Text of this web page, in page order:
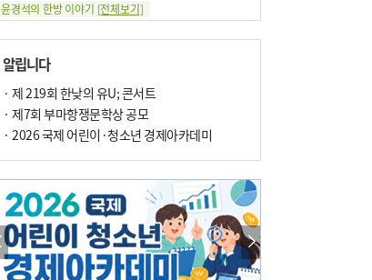
윤경석의 한방 이야기 [전체보기]
땀 멈추려 하지 말고 원인부터 찾아야
손 떨림, 늙음 증거일까 질병 신호일까
윤화정의 한방 이야기
냉기 직접 닿으면 ‘구안와사’ 위험
의료 다이제스트[전체보기]
환자경험평가 지역 1위·전국 2위 外
이유림의 한방 이야기[전체보기]
한방치료, 통증 관리의 새 해법
정영자 시민기자의 웰니스 [전체보기]
습한 여름…몸 깨우는 ‘순환 처방전’
자연·쉼에서 찾는 ‘웰니스 처방전’
알립니다
· 제 219회 한낮의 유U; 콘서트
· 제7회 부마항쟁문학상 공모
· 2026 국제 어린이·청소년 경제아카데미